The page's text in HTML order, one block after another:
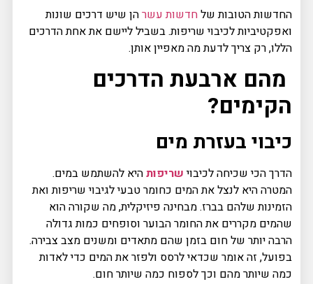
החדשות הטובות שלחדשות עשרהן שיש דרכים שונות
ואפקטיביות לכיבוי שריפות. בשביל ליישם את אחת הדרכים
הללו, רק צריך לדעת מה מאפיין אותן.
מהם ארבעת הדרכים
הקימים?
כיבוי בעזרת מים
הדרך הכי שכיחה לכיבוי שריפותהיא להשתמש במים.
המטרה היא לנצל את המים כחומר טבעי לגיבוי שריפות ואת
הזמינות שלהם בברז. מבחינה פיזיקלית, מה שקורה הוא
שהמים מקררים את החומר הבוער וסופחים כמות גדולה
הרבה יותר של חום בזמן שהם מתאדים ומשנים מצב צבירה.
בפועל, זה אומר שכדאי לרסס ולפזר את המים כדי לאדות
כמה שיותר מהם וכך לספוח כמה שיותר חום.